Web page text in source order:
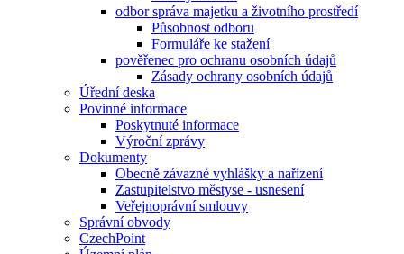
odbor správa majetku a životního prostředí
Působnost odboru
Formuláře ke stažení
pověřenec pro ochranu osobních údajů
Zásady ochrany osobních údajů
Úřední deska
Povinné informace
Poskytnuté informace
Výroční zprávy
Dokumenty
Obecně závazné vyhlášky a nařízení
Zastupitelstvo městyse - usnesení
Veřejnoprávní smlouvy
Správní obvody
CzechPoint